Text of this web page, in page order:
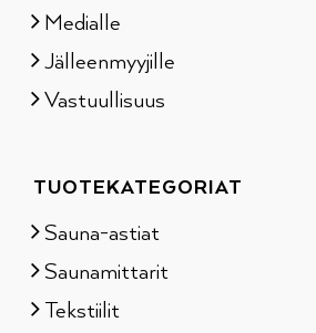
Medialle
Jälleenmyyjille
Vastuullisuus
TUOTEKATEGORIAT
Sauna-astiat
Saunamittarit
Tekstiilit